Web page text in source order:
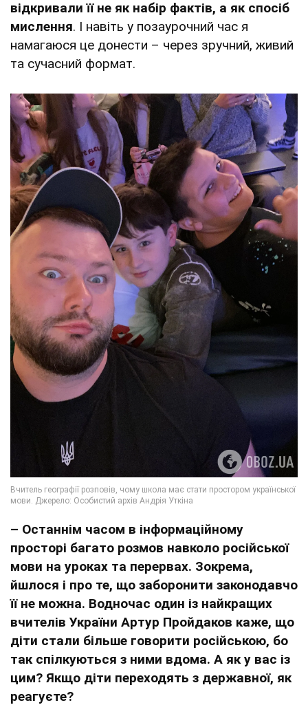
відкривали її не як набір фактів, а як спосіб
мислення. І навіть у позаурочний час я
намагаюся це донести – через зручний, живий
та сучасний формат.
– Останнім часом в інформаційному
просторі багато розмов навколо російської
мови на уроках та перервах. Зокрема,
йшлося і про те, що заборонити законодавчо
її не можна. Водночас один із найкращих
вчителів України Артур Пройдаков каже, що
діти стали більше говорити російською, бо
так спілкуються з ними вдома. А як у вас із
цим? Якщо діти переходять з державної, як
реагуєте?